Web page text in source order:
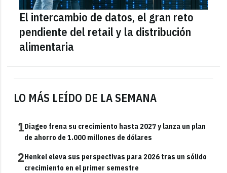
LO MÁS LEÍDO DE LA SEMANA
1Diageo frena su crecimiento hasta 2027 y lanza un plan
de ahorro de 1.000 millones de dólares
2Henkel eleva sus perspectivas para 2026 tras un sólido
crecimiento en el primer semestre
El intercambio de datos, el gran reto
pendiente del retail y la distribución
alimentaria